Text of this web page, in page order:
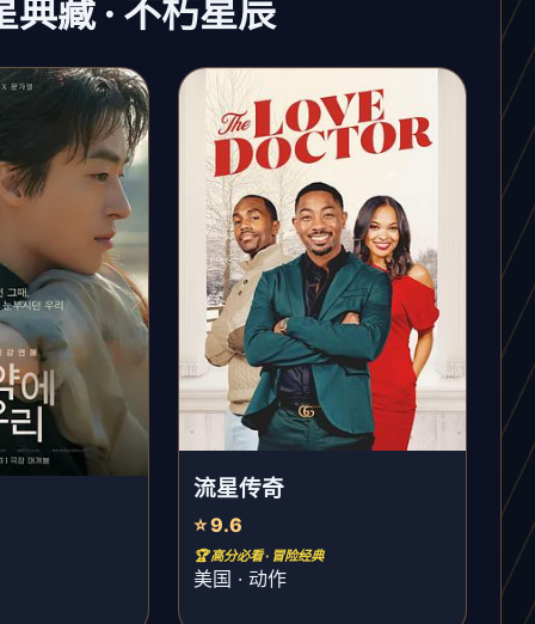
典藏 · 不朽星辰
流星传奇
⭐ 9.6
🏆 高分必看 · 冒险经典
美国 · 动作